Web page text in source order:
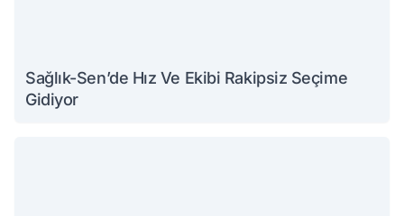
Sağlık-Sen’de Hız Ve Ekibi Rakipsiz Seçime
Gidiyor